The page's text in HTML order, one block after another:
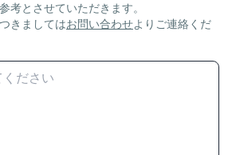
考とさせていただきます。
きましてはお問い合わせよりご連絡くだ